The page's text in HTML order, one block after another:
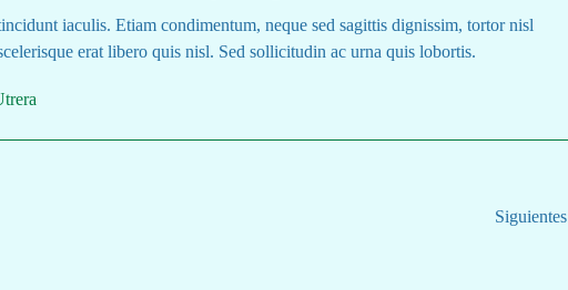
iaculis. Etiam condimentum, neque sed sagittis dignissim, tortor nisl
erat libero quis nisl. Sed sollicitudin ac urna quis lobortis.
Siguientes